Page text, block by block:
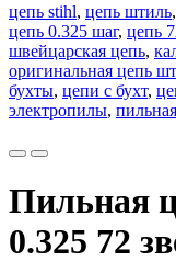
цепь stihl, цепь штиль,
цепь 0.325 шаг, цепь
швейцарская цепь,
оригинальная цепь
бухты, цепи с бухт,
электропилы,
Пильная
0.325 72